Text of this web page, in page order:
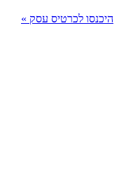
היכנסו לכרטיס עסק »